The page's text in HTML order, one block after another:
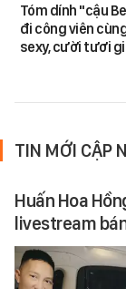
Tóm dính "cậu
đi công viên
sexy, cười tươi
TIN MỚI CẬP
Huấn Hoa
livestream